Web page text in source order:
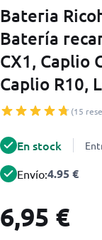
Bateria
Batería
CX1, Caplio
Caplio R10,
(15
En stock
Envío:4.95 €
6,95 €